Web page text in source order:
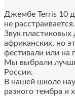
Джембе Terris 10
не
Звук
африканских, но
фестивали или на
Мы выбрали
России.
В нашей школе
разного тембра и